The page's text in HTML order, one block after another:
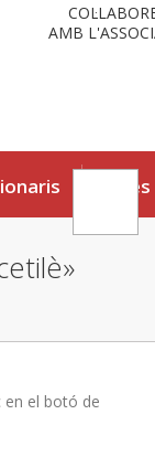
AMB
Eines
en el botó de